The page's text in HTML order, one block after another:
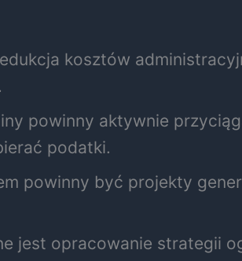
kosztów
powinny aktywnie
podatki.
powinny być projekty
jest opracowanie strategii